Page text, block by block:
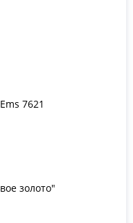
7621
золото"